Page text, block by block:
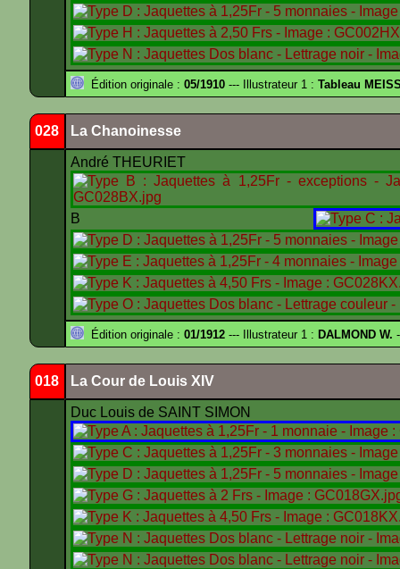
Édition originale : 05/1910 --- Illustrateur 1 : Tableau
028 La Chanoinesse
André THEURIET
B
Édition originale : 01/1912 --- Illustrateur 1 : DALMOND W.
018 La Cour de Louis XIV
Duc Louis de SAINT SIMON